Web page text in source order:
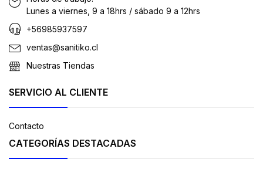
Lunes a viernes, 9 a 18hrs / sábado 9 a 12hrs
+56985937597
ventas@sanitiko.cl
Nuestras Tiendas
SERVICIO AL CLIENTE
Contacto
CATEGORÍAS DESTACADAS